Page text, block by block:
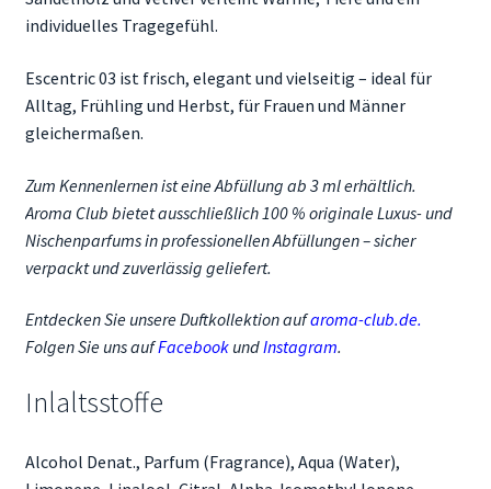
individuelles Tragegefühl.
Escentric 03 ist frisch, elegant und vielseitig – ideal für
Alltag, Frühling und Herbst, für Frauen und Männer
gleichermaßen.
Zum Kennenlernen ist eine Abfüllung ab 3 ml erhältlich.
Aroma Club bietet ausschließlich 100 % originale Luxus- und
Nischenparfums in professionellen Abfüllungen – sicher
verpackt und zuverlässig geliefert.
Entdecken Sie unsere Duftkollektion aufaroma-club.de.
Folgen Sie uns aufFacebook undInstagram.
Inlaltsstoffe
Alcohol Denat., Parfum (Fragrance), Aqua (Water),